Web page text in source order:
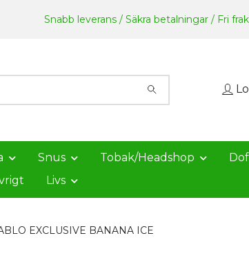
Snabb leverans / Säkra betalningar / Fri
Snus Tobak/Headshop
Livs
EXCLUSIVE BANANA ICE